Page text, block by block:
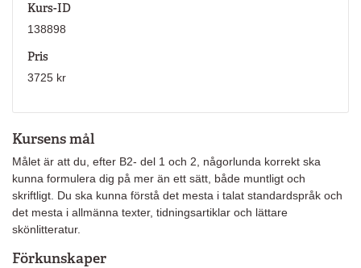
Kursens mål
Målet är att du, efter B2- del 1 och 2, någorlunda korrekt ska
kunna formulera dig på mer än ett sätt, både muntligt och
skriftligt. Du ska kunna förstå det mesta i talat standardspråk och
det mesta i allmänna texter, tidningsartiklar och lättare
skönlitteratur.
Förkunskaper
Kurs-ID
138898
Pris
3725 kr